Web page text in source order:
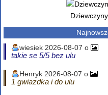
wiesiek 2026-08-07 o
takie se 5/5 bez ulu
Henryk 2026-08-07 o
1 gwiazdka i do ulu